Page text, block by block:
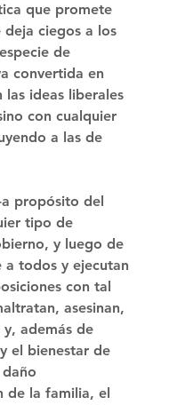
que promete
ciegos a los
de
convertida en
ideas liberales
con cualquier
a las de
propósito del
tipo de
y luego de
todos y ejecutan
con tal
asesinan,
y, además de
el bienestar de
daño
la familia, el